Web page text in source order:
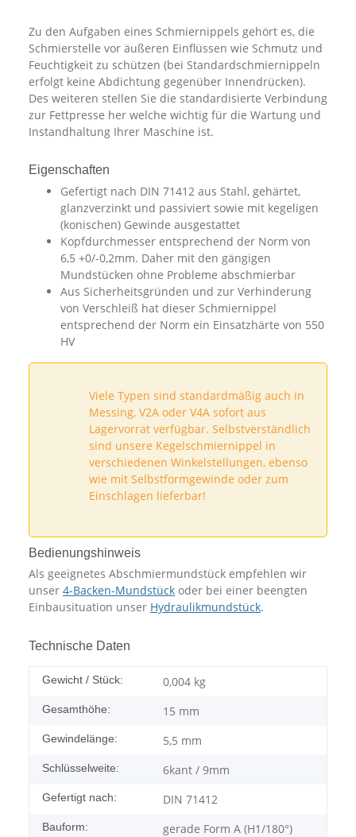
Zu den Aufgaben eines Schmiernippels gehört es, die
Schmierstelle vor äußeren Einflüssen wie Schmutz und
Feuchtigkeit zu schützen (bei Standardschmiernippeln
erfolgt keine Abdichtung gegenüber Innendrücken).
Des weiteren stellen Sie die standardisierte Verbindung
zur Fettpresse her welche wichtig für die Wartung und
Instandhaltung Ihrer Maschine ist.
Eigenschaften
Gefertigt nach DIN 71412 aus Stahl, gehärtet,
glanzverzinkt und passiviert sowie mit kegeligen
(konischen) Gewinde ausgestattet
Kopfdurchmesser entsprechend der Norm von
6,5 +0/-0,2mm. Daher mit den gängigen
Mundstücken ohne Probleme abschmierbar
Aus Sicherheitsgründen und zur Verhinderung
von Verschleiß hat dieser Schmiernippel
entsprechend der Norm ein Einsatzhärte von 550
HV
Viele Typen sind standardmäßig auch in
Messing, V2A oder V4A sofort aus
Lagervorrat verfügbar. Selbstverständlich
sind unsere Kegelschmiernippel in
verschiedenen Winkelstellungen, ebenso
wie mit Selbstformgewinde oder zum
Einschlagen lieferbar!
Bedienungshinweis
Als geeignetes Abschmiermundstück empfehlen wir
unser 4-Backen-Mundstück oder bei einer beengten
Einbausituation unser Hydraulikmundstück.
Technische Daten
Gewicht / Stück: 0,004 kg
Gesamthöhe: 15 mm
Gewindelänge: 5,5 mm
Schlüsselweite: 6kant / 9mm
Gefertigt nach: DIN 71412
Bauform: gerade Form A (H1/180°)